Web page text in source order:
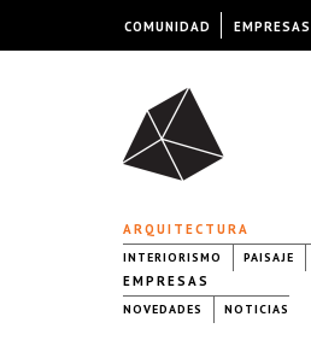
ARQUITECTURA
INTERIORISMO PAISAJE
EMPRESAS
NOVEDADES NOTICIAS
COMUNIDAD EMPRESAS